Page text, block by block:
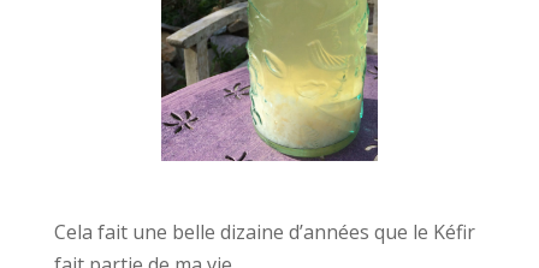
Cela fait une belle dizaine d’années que le Kéfir